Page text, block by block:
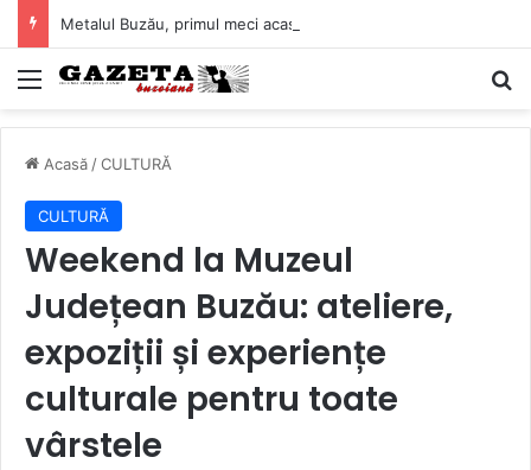
Mediu
Acasă /CULTURĂ
CULTURĂ
Weekend la Muzeul
Județean Buzău: ateliere,
expoziții și experiențe
culturale pentru toate
vârstele